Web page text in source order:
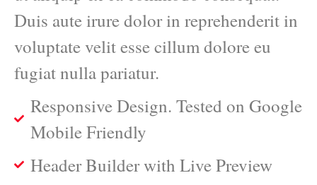
Duis aute irure dolor in reprehenderit in
voluptate velit esse cillum dolore eu
fugiat nulla pariatur.
Responsive Design. Tested on Google
Mobile Friendly
Header Builder with Live Preview